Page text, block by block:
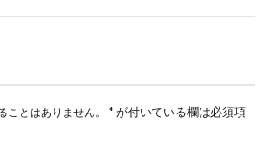
ことはありません。 *が付いている欄は必須項